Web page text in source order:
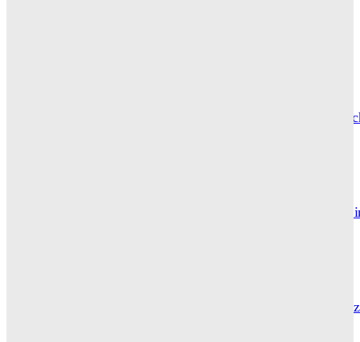
Hotel de Rome – Berlins elegante Adresse zwischen
Maxton Hall: Erste Bilder aus Staffel 3 – der Serienhit geht
Die Geschichte hinter „Olivia Jones“ – Vom Provinzjungen